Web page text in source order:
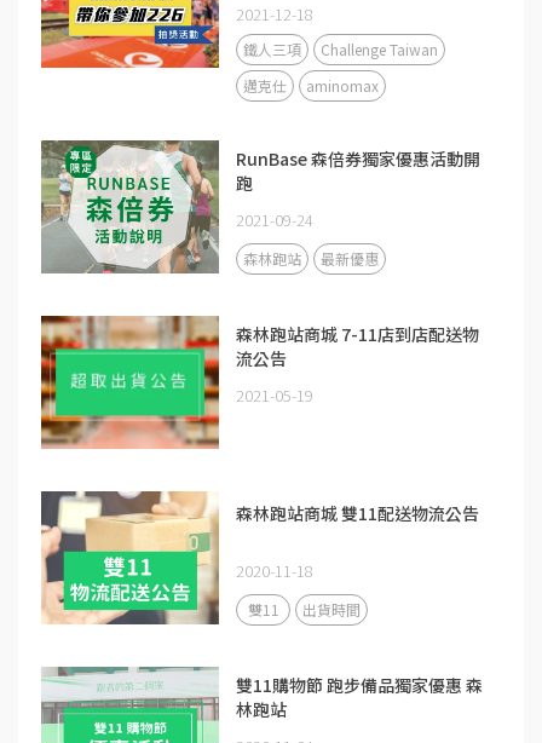
2021-12-18
鐵人三項
Challenge Taiwan
邁克仕
aminomax
RunBase 森倍券獨家優惠活動開
跑
2021-09-24
森林跑站 最新優惠
森林跑站商城 7-11店到店配送物
流公告
2021-05-19
森林跑站商城 雙11配送物流公告
2020-11-18
雙11 出貨時間
雙11購物節 跑步備品獨家優惠 森
林跑站